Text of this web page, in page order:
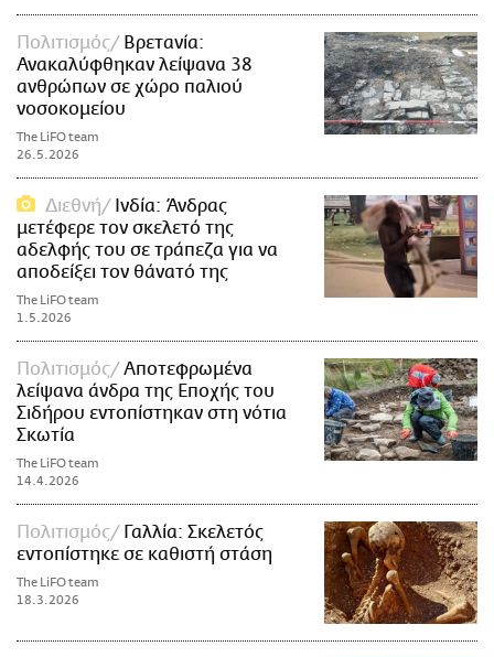
Πολιτισμός
Βρετανία:
Ανακαλύφθηκαν λείψανα 38
ανθρώπων σε χώρο παλιού
νοσοκομείου
The LiFO team
26.5.2026
Διεθνή
Ινδία: Άνδρας
μετέφερε τον σκελετό της
αδελφής του σε τράπεζα για να
αποδείξει τον θάνατό της
The LiFO team
1.5.2026
Πολιτισμός
Αποτεφρωμένα
λείψανα άνδρα της Εποχής του
Σιδήρου εντοπίστηκαν στη νότια
Σκωτία
The LiFO team
14.4.2026
Πολιτισμός
Γαλλία: Σκελετός
εντοπίστηκε σε καθιστή στάση
The LiFO team
18.3.2026